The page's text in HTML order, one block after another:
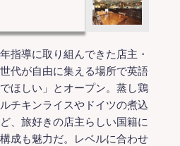
指導に取り組んできた店主・
代が自由に集える場所で英語
ほしい」とオープン。蒸し鶏
チキンライスやドイツの煮込
、旅好きの店主らしい国籍に
成も魅力だ。レベルに合わせ